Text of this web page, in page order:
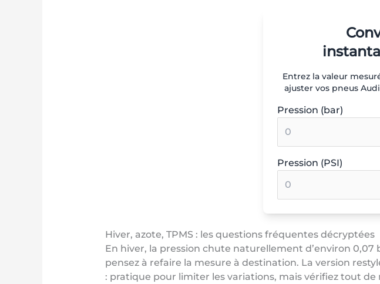
Entrez la valeur
ajuster vos pneus
Pression (bar)
Pression (PSI)
Hiver, azote, TPMS : les questions fréquentes décryptées
En hiver, la pression chute naturellement d’environ 0,07
pensez à refaire la mesure à destination. La version
: pratique pour limiter les variations, mais vérifiez tout